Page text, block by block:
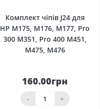
Комплект чіпів J24 для
HP M175, M176, M177, Pro
300 M351, Pro 400 M451,
M475, M476
160.00грн
- +